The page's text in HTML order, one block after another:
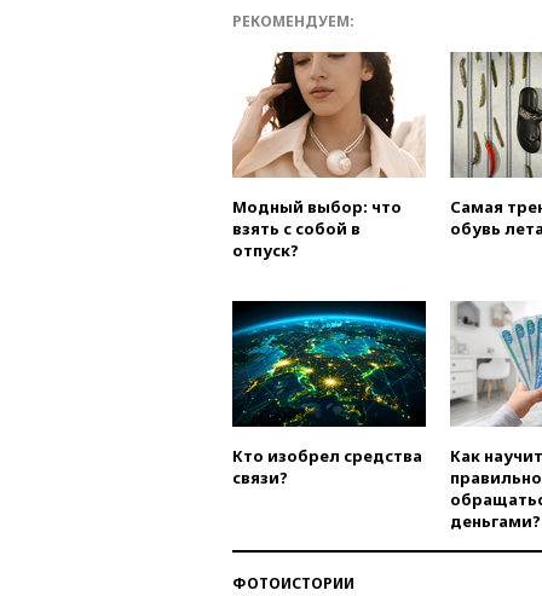
РЕКОМЕНДУЕМ:
Модный выбор: что
взять с собой в
отпуск?
Самая
обувь
Кто изобрел средства
связи?
Как
правильно
деньгами?
ФОТОИСТОРИИ